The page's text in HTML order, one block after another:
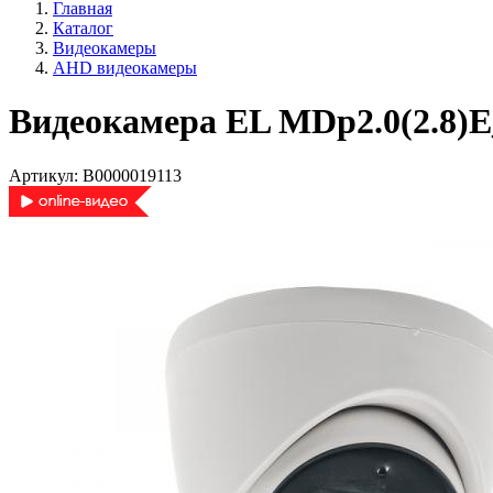
Главная
Каталог
Видеокамеры
AHD видеокамеры
Видеокамера EL
Артикул: В0000019113